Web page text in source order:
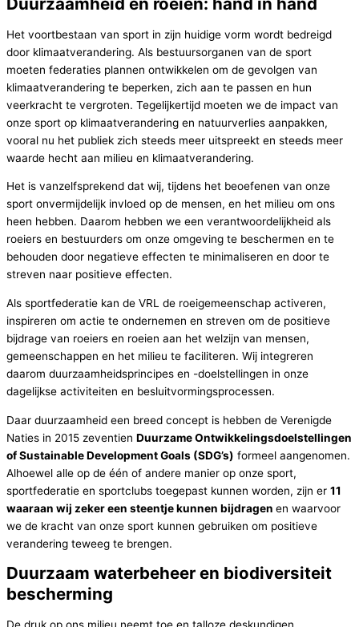
Het voortbestaan van sport in zijn huidige vorm wordt bedreigd
door klimaatverandering. Als bestuursorganen van de sport
moeten federaties plannen ontwikkelen om de gevolgen van
klimaatverandering te beperken, zich aan te passen en hun
veerkracht te vergroten. Tegelijkertijd moeten we de impact van
onze sport op klimaatverandering en natuurverlies aanpakken,
vooral nu het publiek zich steeds meer uitspreekt en steeds meer
waarde hecht aan milieu en klimaatverandering.
Het is vanzelfsprekend dat wij, tijdens het beoefenen van onze
sport onvermijdelijk invloed op de mensen, en het milieu om ons
heen hebben. Daarom hebben we een verantwoordelijkheid als
roeiers en bestuurders om onze omgeving te beschermen en te
behouden door negatieve effecten te minimaliseren en door te
streven naar positieve effecten.
Als sportfederatie kan de VRL de roeigemeenschap activeren,
inspireren om actie te ondernemen en streven om de positieve
bijdrage van roeiers en roeien aan het welzijn van mensen,
gemeenschappen en het milieu te faciliteren. Wij integreren
daarom duurzaamheidsprincipes en -doelstellingen in onze
dagelijkse activiteiten en besluitvormingsprocessen.
Daar duurzaamheid een breed concept is hebben de Verenigde
Naties in 2015 zeventien Duurzame Ontwikkelingsdoelstellingen
of Sustainable Development Goals (SDG’s) formeel aangenomen.
Alhoewel alle op de één of andere manier op onze sport,
sportfederatie en sportclubs toegepast kunnen worden, zijn er 11
waaraan wij zeker een steentje kunnen bijdragen en waarvoor
we de kracht van onze sport kunnen gebruiken om positieve
verandering teweeg te brengen.
Duurzaam waterbeheer en biodiversiteit
bescherming